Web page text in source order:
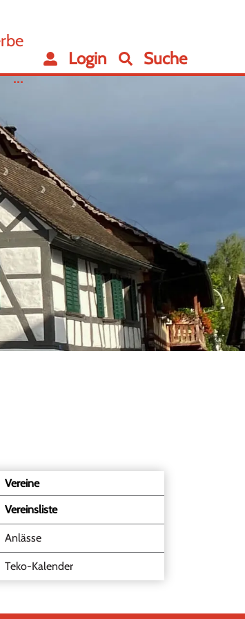
...
Login Suche
Vereine
Vereinsliste
(ausgewählt)
Anlässe
Teko-Kalender